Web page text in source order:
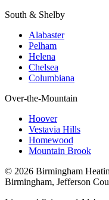
South & Shelby
Alabaster
Pelham
Helena
Chelsea
Columbiana
Over-the-Mountain
Hoover
Vestavia Hills
Homewood
Mountain Brook
© 2026 Birmingham
Birmingham, Jefferson